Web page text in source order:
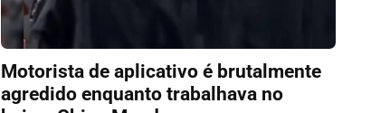
Motorista de aplicativo é brutalmente
agredido enquanto trabalhava no